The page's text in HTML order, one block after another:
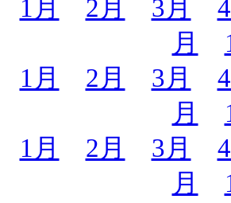
1月 2月 3月
月
1月 2月 3月
月
1月 2月 3月
月